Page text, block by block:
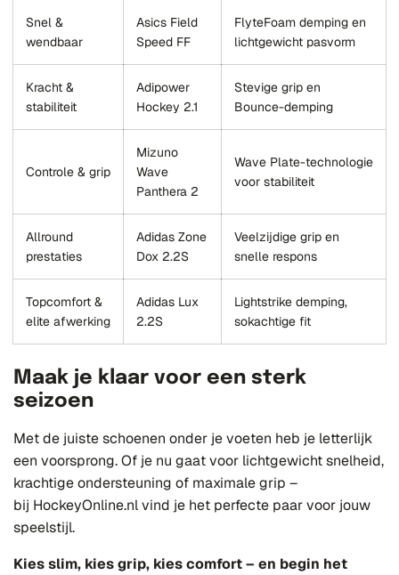
Snel &
wendbaar
Asics Field
Speed FF
FlyteFoam demping en
lichtgewicht pasvorm
Kracht &
stabiliteit
Adipower
Hockey 2.1
Stevige grip en
Bounce-demping
Controle & grip
Mizuno
Wave
Panthera 2
Wave Plate-technologie
voor stabiliteit
Allround
prestaties
Adidas Zone
Dox 2.2S
Veelzijdige grip en
snelle respons
Topcomfort &
elite afwerking
Adidas Lux
2.2S
Lightstrike demping,
sokachtige fit
Maak je klaar voor een sterk
seizoen
Met de juiste schoenen onder je voeten heb je letterlijk
een voorsprong. Of je nu gaat voor lichtgewicht snelheid,
krachtige ondersteuning of maximale grip –
bij HockeyOnline.nlvind je het perfecte paar voor jouw
speelstijl.
Kies slim, kies grip, kies comfort – en begin het